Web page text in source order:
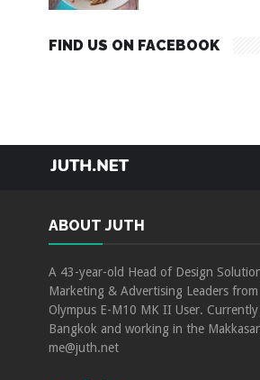
FIND US ON FACEBOOK
ABOUT JUTH
ABOUT JUTH
A 43-year-old Head of Design
Marketing & Advertising Leaders
Olympus E-M10 MK II User.
Bangkok and working in the
me@juth.net